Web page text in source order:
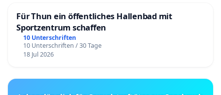
Für Thun ein öffentliches Hallenbad mit
Sportzentrum schaffen
10 Unterschriften
10 Unterschriften / 30 Tage
18 Jul 2026